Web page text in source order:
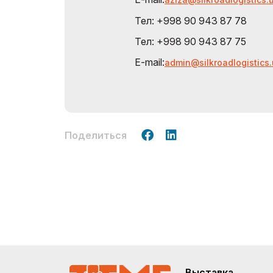
Тел: +998 90 943 87 78
Тел: +998 90 943 87 75
E-mail:
Поделиться